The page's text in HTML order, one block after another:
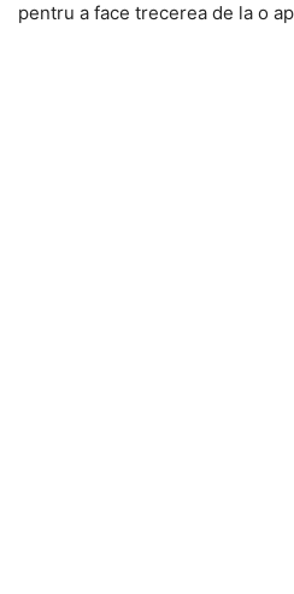
pentru a face trecerea de la o